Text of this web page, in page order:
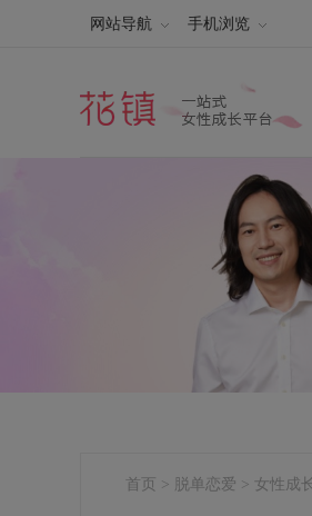
网站导航 手机浏览
首页 > 脱单恋爱 > 女性成